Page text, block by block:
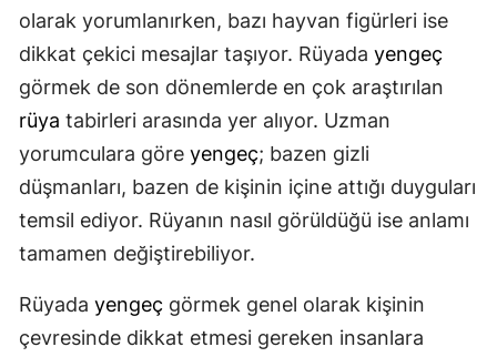
olarak yorumlanırken, bazı hayvan figürleri ise
dikkat çekici mesajlar taşıyor. Rüyada yengeç
görmek de son dönemlerde en çok araştırılan
rüya tabirleri arasında yer alıyor. Uzman
yorumculara göre yengeç; bazen gizli
düşmanları, bazen de kişinin içine attığı duyguları
temsil ediyor. Rüyanın nasıl görüldüğü ise anlamı
tamamen değiştirebiliyor.
Rüyada yengeç görmek genel olarak kişinin
çevresinde dikkat etmesi gereken insanlara